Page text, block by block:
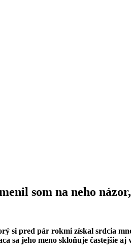
som na neho
si pred pár rokmi získal srdcia
sa jeho meno skloňuje častejšie